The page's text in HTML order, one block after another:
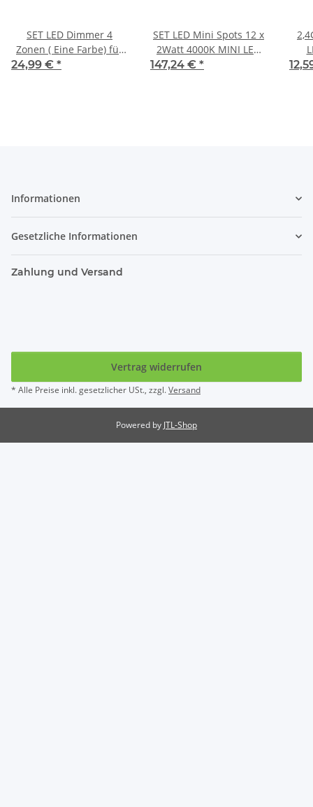
SET LED Dimmer 4
Zonen ( Eine Farbe) für
LED Streifen , Minispots
24,99 € *
SET LED Mini Spots 12 x
2Watt 4000K MINI LED
Einbaustrahler Dimmbar
147,24 € *
Informationen
Gesetzliche Informationen
Zahlung und Versand
Vertrag widerrufen
* Alle Preise inkl. gesetzlicher USt., zzgl.Versand
Powered by JTL-Shop